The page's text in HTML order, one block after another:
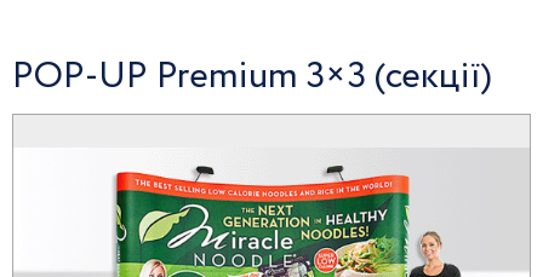
POP-UP Premium 3×3 (секції)